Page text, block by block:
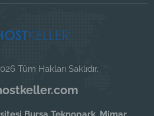
Tüm Hakları Saklıdır.